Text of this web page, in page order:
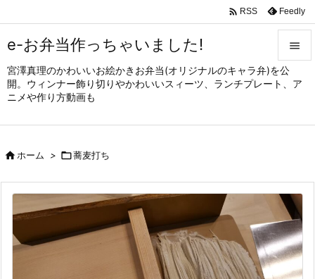
e-お弁当作っちゃいました!
宮澤真理のかわいいお絵かきお弁当(オリジナルのキャラ弁)を公
開。ウィンナー飾り切りやかわいいスィーツ、ランチプレート、ア
ニメや作り方動画も


メニュ
サイド

次へ

検索
 RSS Feedly
ホーム > 蕎麦打ち